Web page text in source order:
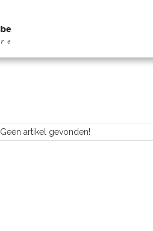
Geen artikel gevonden!